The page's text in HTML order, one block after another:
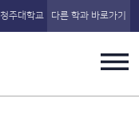
청주대학교 다른 학과 바로가기